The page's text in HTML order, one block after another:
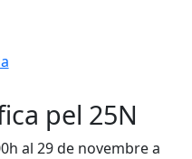
pel 25N
al 29 de novembre a